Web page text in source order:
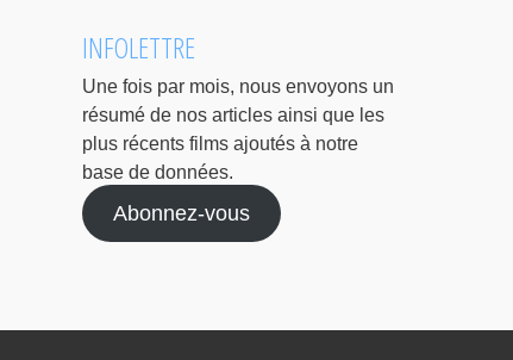
INFOLETTRE
Une fois par mois, nous envoyons un
résumé de nos articles ainsi que les
plus récents films ajoutés à notre
base de données.
Abonnez-vous